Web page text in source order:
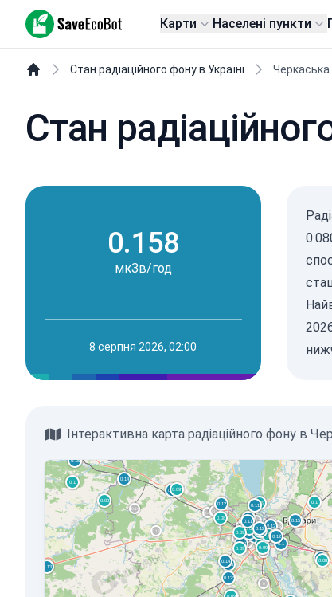
SaveEcoBot Карти Населені пункти
Стан радіаційного фону в Україні
Стан
0.158
мкЗв/год
8 серпня 2026, 02:00
Інтерактивна карта радіаційного фону в